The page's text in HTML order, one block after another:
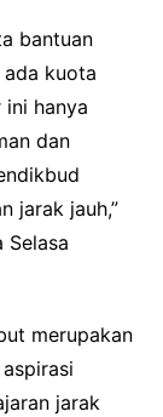
bantuan
kuota
ini hanya
dan
jarak jauh,”
Selasa
merupakan
jarak